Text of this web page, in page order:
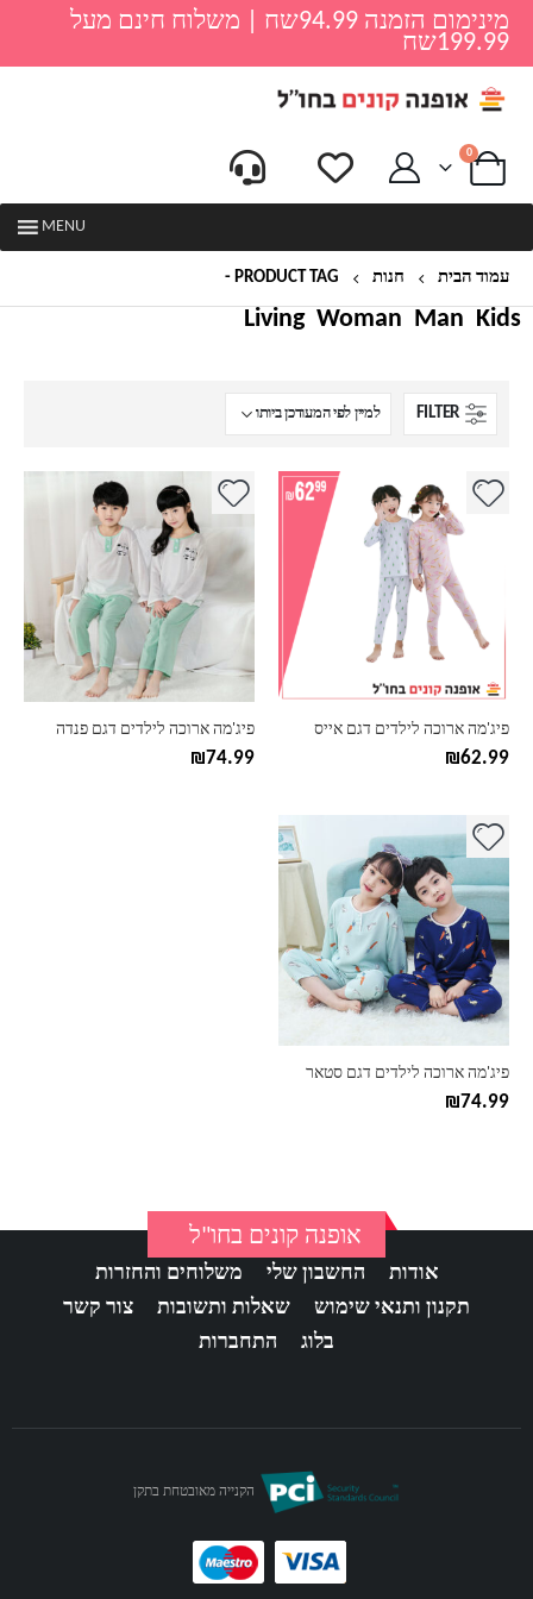
מינימום הזמנה 94.99שח | משלוח חינם מעל
199.99שח
0
MENU
עמוד הבית חנות PRODUCT TAG -
Kids
Man
Woman
Living
FILTER
פיג'מה ארוכה לילדים דגם אייס
₪62.99
למוצר
לבחור
האפשרויות
בעמוד
המוצר
פיג'מה ארוכה לילדים דגם פנדה
₪74.99
למוצר
יש
מספר
ניתן
את
האפשרויות
בעמוד
פיג'מה ארוכה לילדים דגם סטאר
₪74.99
למוצר
יש
סוגים.
ניתן
לבחור
את
אופנה קונים בחו"ל
אודות החשבון שלי
משלוחים והחזרות
תקנון ותנאי שימוש
שאלות ותשובות
צור קשר
בלוג
התחברות
הקנייה מאובטחת בתקן